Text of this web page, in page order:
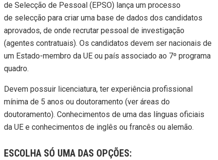
de Selecção de Pessoal (EPSO) lança um processo
de selecção para criar uma base de dados dos candidatos
aprovados, de onde recrutar pessoal de investigação
(agentes contratuais). Os candidatos devem ser nacionais de
um Estado-membro da UE ou país associado ao 7º programa
quadro.
Devem possuir licenciatura, ter experiência profissional
mínima de 5 anos ou doutoramento (ver áreas do
doutoramento). Conhecimentos de uma das línguas oficiais
da UE e conhecimentos de inglês ou francês ou alemão.
ESCOLHA SÓ UMA DAS OPÇÕES: